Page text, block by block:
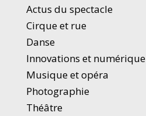
Actus du spectacle
Cirque et rue
Danse
Innovations et numérique
Musique et opéra
Photographie
Théâtre